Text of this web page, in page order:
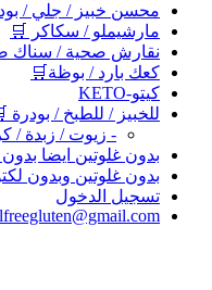
محسن خبيز / جلي /
مارشيملو / سكاكر 🛒
نقارش صحية / سناك
كعك بارد / بوظة🛒
كيتو-KETO
للخبيز / للطبخ / بودرة
- زيوت / زبدة /
بدون غلوتين ايضا
بدون غلوتين وبدون
تسجيل الدخول